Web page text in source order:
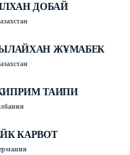
ДОБАЙ
ЖҰМАБЕК
ТАИПИ
КАРВОТ